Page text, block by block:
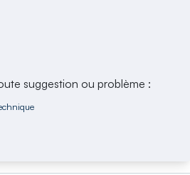
suggestion ou problème :